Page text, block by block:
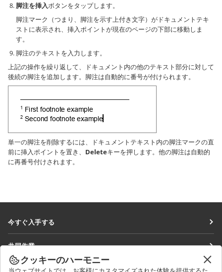
脚注を挿入ボタンをタップします。
脚注マーク（つまり、脚注を示す上付き文字）がドキュメントテキ
ストに表示され、挿入ポイントが現在のページの下部に移動しま
す。
脚注のテキストを入力します。
上記の操作を繰り返して、ドキュメント内の他のテキスト部分に対して
後続の脚注を追加します。脚注は自動的に番号が付けられます。
単一の脚注を削除するには、ドキュメントテキスト内の脚注マークの直
前に挿入ポイントを置き、 Deleteキーを押します。他の脚注は自動的
に再番号付けされます。
今すぐ入手する
DocSpace
共同作業
貢献者向け
ニュースを見る
クッキーのハーモニー